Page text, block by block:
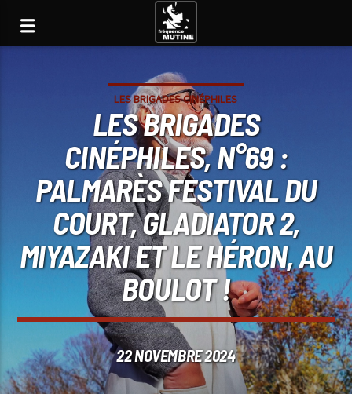
LES BRIGADES CINÉPHILES
LES BRIGADES
CINÉPHILES, N°69 :
PALMARÈS FESTIVAL DU
COURT, GLADIATOR 2,
MIYAZAKI ET LE HÉRON, AU
BOULOT !
22 NOVEMBRE 2024